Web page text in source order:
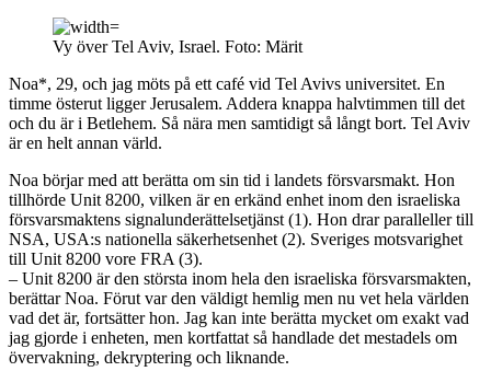
Vy över Tel Aviv, Israel. Foto: Märit
Noa*, 29, och jag möts på ett café vid Tel Avivs universitet. En
timme österut ligger Jerusalem. Addera knappa halvtimmen till det
och du är i Betlehem. Så nära men samtidigt så långt bort. Tel Aviv
är en helt annan värld.
Noa börjar med att berätta om sin tid i landets försvarsmakt. Hon
tillhörde Unit 8200, vilken är en erkänd enhet inom den israeliska
försvarsmaktens signalunderättelsetjänst (1). Hon drar paralleller till
NSA, USA:s nationella säkerhetsenhet (2). Sveriges motsvarighet
till Unit 8200 vore FRA (3).
– Unit 8200 är den största inom hela den israeliska försvarsmakten,
berättar Noa. Förut var den väldigt hemlig men nu vet hela världen
vad det är, fortsätter hon. Jag kan inte berätta mycket om exakt vad
jag gjorde i enheten, men kortfattat så handlade det mestadels om
övervakning, dekryptering och liknande.